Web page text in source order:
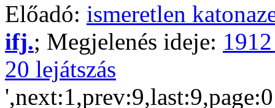
Előadó: ismeretlen
ifj.; Megjelenés ideje:
20 lejátszás